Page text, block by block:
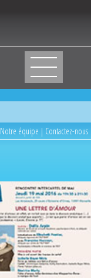
Notre équipe | Contactez-nous